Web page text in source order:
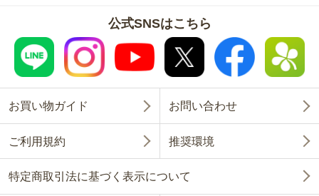
公式SNSはこちら
お買い物ガイド お問い合わせ
ご利用規約 推奨環境
特定商取引法に基づく表示について